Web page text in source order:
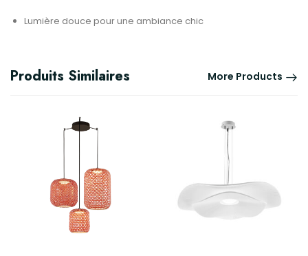
Lumière douce pour une ambiance chic
Produits Similaires More Products